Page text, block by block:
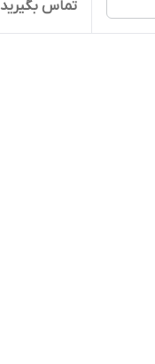
تماس بگیرید